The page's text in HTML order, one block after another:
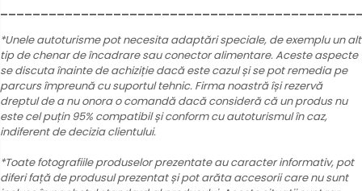
*Unele autoturisme pot necesita adaptări speciale, de exemplu un alt
tip de chenar de încadrare sau conector alimentare. Aceste aspecte
se discuta înainte de achiziție dacă este cazul și se pot remedia pe
parcurs împreună cu suportul tehnic. Firma noastră își rezervă
dreptul de a nu onora o comandă dacă consideră că un produs nu
este cel puțin 95% compatibil și conform cu autoturismul în caz,
indiferent de decizia clientului.
*Toate fotografiile produselor prezentate au caracter informativ, pot
diferi față de produsul prezentat și pot arăta accesorii care nu sunt